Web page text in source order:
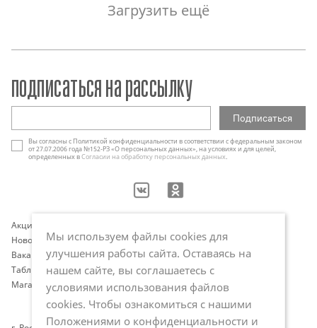
Загрузить ещё
Акции
Новости
Вакансии
Таблица размеров
Магазины
Оплата и доставка
Программа лояльности
Публичная оферта
Политика обработки
персональных данных
подписаться на рассылку
Вы согласны с Политикой конфиденциальности в соответствии с федеральным законом
от 27.07.2006 года №152-РЗ «О персональных данных», на условиях и для целей,
определенных вСогласии на обработку персональных данных.
Мы используем файлы cookies для
улучшения работы сайта. Оставаясь на
нашем сайте, вы соглашаетесь с
условиями использования файлов
cookies. Чтобы ознакомиться с нашими
Положениями о конфиденциальности и